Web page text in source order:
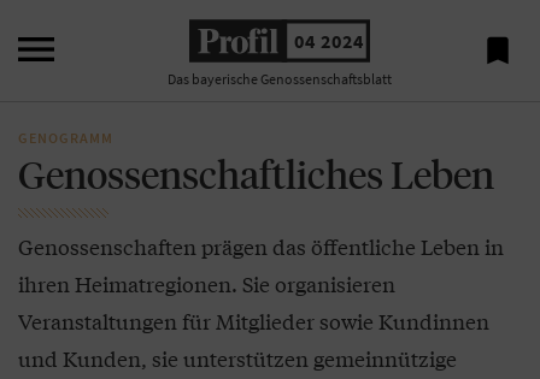
 04 2024
Das bayerische Genossenschaftsblatt

GENOGRAMM
Genossenschaftliches Leben
Genossenschaften prägen das öffentliche Leben in
ihren Heimatregionen. Sie organisieren
Veranstaltungen für Mitglieder sowie Kundinnen
und Kunden, sie unterstützen gemeinnützige